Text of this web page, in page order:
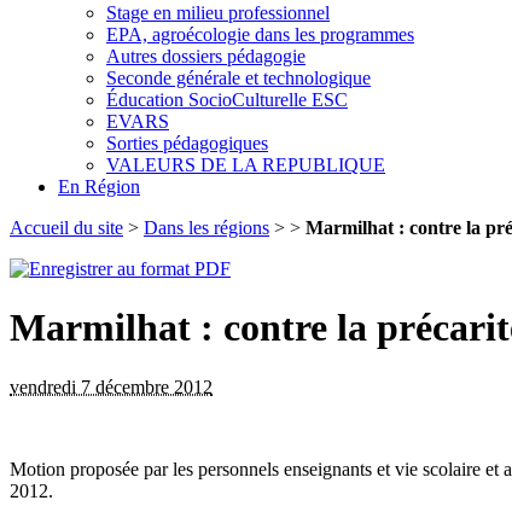
Stage en milieu professionnel
EPA, agroécologie dans les programmes
Autres dossiers pédagogie
Seconde générale et technologique
Éducation SocioCulturelle ESC
EVARS
Sorties pédagogiques
VALEURS DE LA REPUBLIQUE
En Région
Accueil du site > Dans les régions > > Marmilhat : contre la
Marmilhat : contre la
vendredi 7 décembre 2012
Motion proposée par les personnels enseignants et vie scolaire
2012.